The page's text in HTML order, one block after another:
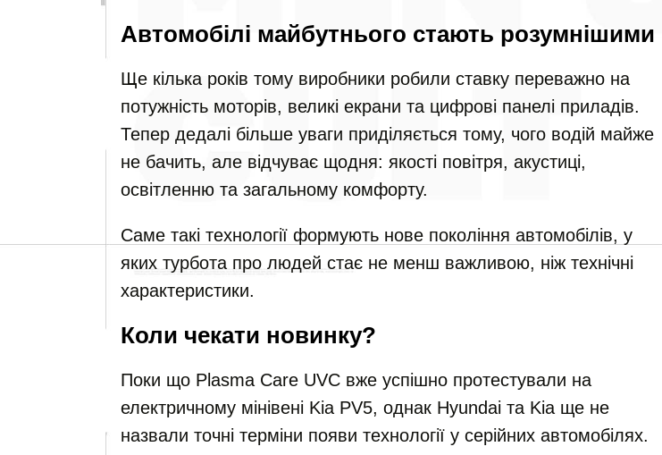
Автомобілі майбутнього стають розумнішими
Ще кілька років тому виробники робили ставку переважно на
потужність моторів, великі екрани та цифрові панелі приладів.
Тепер дедалі більше уваги приділяється тому, чого водій майже
не бачить, але відчуває щодня: якості повітря, акустиці,
освітленню та загальному комфорту.
Саме такі технології формують нове покоління автомобілів, у
яких турбота про людей стає не менш важливою, ніж технічні
характеристики.
Коли чекати новинку?
Поки що Plasma Care UVC вже успішно протестували на
електричному мінівені Kia PV5, однак Hyundai та Kia ще не
назвали точні терміни появи технології у серійних автомобілях.